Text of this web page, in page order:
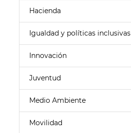
Hacienda
Igualdad y políticas inclusivas
Innovación
Juventud
Medio Ambiente
Movilidad